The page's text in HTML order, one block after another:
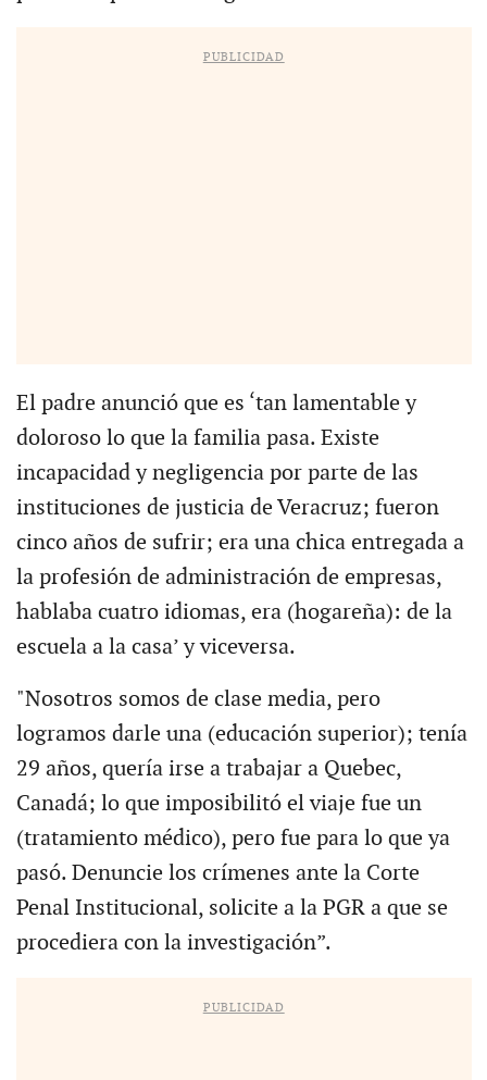
PUBLICIDAD
El padre anunció que es ‘tan lamentable y
doloroso lo que la familia pasa. Existe
incapacidad y negligencia por parte de las
instituciones de justicia de Veracruz; fueron
cinco años de sufrir; era una chica entregada a
la profesión de administración de empresas,
hablaba cuatro idiomas, era (hogareña): de la
escuela a la casa’ y viceversa.
"Nosotros somos de clase media, pero
logramos darle una (educación superior); tenía
29 años, quería irse a trabajar a Quebec,
Canadá; lo que imposibilitó el viaje fue un
(tratamiento médico), pero fue para lo que ya
pasó. Denuncie los crímenes ante la Corte
Penal Institucional, solicite a la PGR a que se
procediera con la investigación”.
PUBLICIDAD